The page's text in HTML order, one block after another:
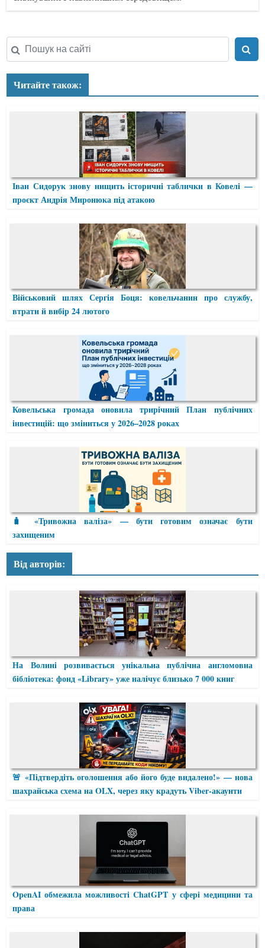
Читайте також:
Іван Сидорук знову нищить історичні таблички в Ковелі —
проєкт Андрія Миронюка під атакою
Військовий шлях Сергія Боця: ковельчанин про службу,
втрати й вибір 24 лютого
Ковельська громада оновила трирічний План публічних
інвестицій: що зміниться у 2026–2028 роках
🧳 «Тривожна валіза» — бути готовим означає бути
захищеним
Від авторів:
На Волині розвивається унікальна публічна англомовна
бібліотека: фонд «Library» уже налічує близько 7 000 книг
🚨 «Підтвердіть оголошення або його буде видалено!» — нова
шахрайська схема на OLX, через яку крадуть Viber-акаунти
OpenAI обмежила можливості ChatGPT у сфері медицини та
права